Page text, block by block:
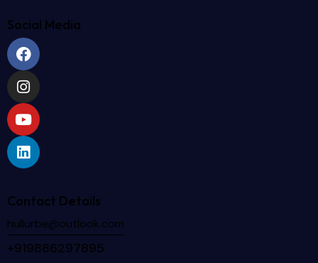
Social Media
Contact Details
hullurbe@outlook.com
+919886297895